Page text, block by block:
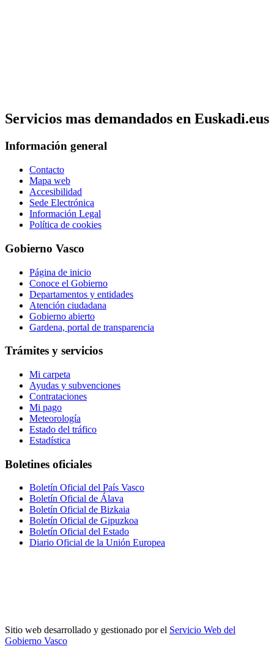
Servicios mas demandados en Euskadi.eus
Información general
Contacto
Mapa web
Accesibilidad
Sede Electrónica
Información Legal
Política de cookies
Gobierno Vasco
Página de inicio
Conoce el Gobierno
Departamentos y entidades
Atención ciudadana
Gobierno abierto
Gardena, portal de transparencia
Trámites y servicios
Mi carpeta
Ayudas y subvenciones
Contrataciones
Mi pago
Meteorología
Estado del tráfico
Estadística
Boletines oficiales
Boletín Oficial del País Vasco
Boletín Oficial de Álava
Boletín Oficial de Bizkaia
Boletín Oficial de Gipuzkoa
Boletín Oficial del Estado
Diario Oficial de la Unión Europea
Sitio web desarrollado y gestionado por el Servicio Web del
Gobierno Vasco